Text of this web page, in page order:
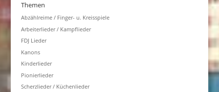
Themen
Abzählreime / Finger- u. Kreisspiele
Arbeiterlieder / Kampflieder
FDJ Lieder
Kanons
Kinderlieder
Pionierlieder
Scherzlieder / Küchenlieder